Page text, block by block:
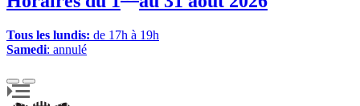
Tous les lundis: de 17h à 19h
Samedi: annulé